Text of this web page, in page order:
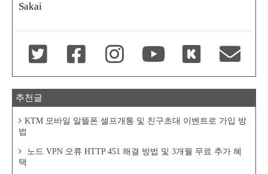
Sakai
추천글
KTM 모바일 알뜰폰 셀프개통 및 친구초대 이벤트로 가입 방
법
노드 VPN 오류 HTTP 451 해결 방법 및 3개월 무료 추가 혜
택